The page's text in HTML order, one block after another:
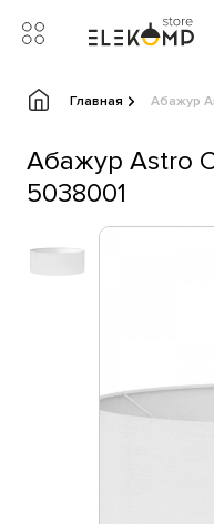
Главная Абажур
Абажур Astro
5038001